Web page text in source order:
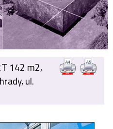
142 m2,
ul.